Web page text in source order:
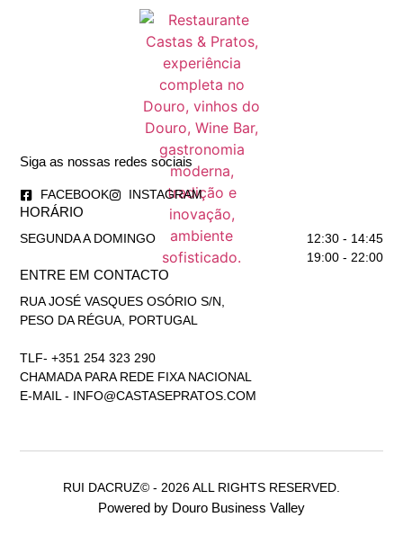
Siga as nossas redes sociais
FACEBOOK INSTAGRAM
HORÁRIO
SEGUNDA A DOMINGO
12:30 - 14:45
19:00 - 22:00
ENTRE EM CONTACTO
RUA JOSÉ VASQUES OSÓRIO S/N,
PESO DA RÉGUA, PORTUGAL
TLF- +351 254 323 290
CHAMADA PARA REDE FIXA NACIONAL
E-MAIL - INFO@CASTASEPRATOS.COM
RUI DACRUZ© - 2026 ALL RIGHTS RESERVED.
Powered by Douro Business Valley